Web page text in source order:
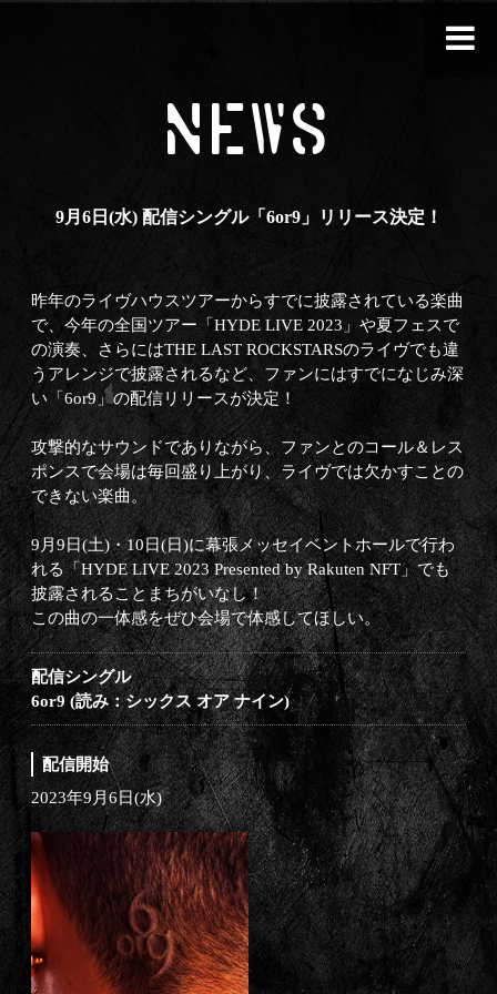
NEWS
9月6日(水) 配信シングル「6or9」リリース決定！
昨年のライヴハウスツアーからすでに披露されている楽曲
で、今年の全国ツアー「HYDE LIVE 2023」や夏フェスで
の演奏、さらにはTHE LAST ROCKSTARSのライヴでも違
うアレンジで披露されるなど、ファンにはすでになじみ深
い「6or9」の配信リリースが決定！
攻撃的なサウンドでありながら、ファンとのコール＆レス
ポンスで会場は毎回盛り上がり、ライヴでは欠かすことの
できない楽曲。
9月9日(土)・10日(日)に幕張メッセイベントホールで行わ
れる「HYDE LIVE 2023 Presented by Rakuten NFT」でも
披露されることまちがいなし！
この曲の一体感をぜひ会場で体感してほしい。
配信シングル
6or9 (読み：シックス オア ナイン)
配信開始
2023年9月6日(水)